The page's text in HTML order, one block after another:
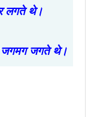
लगते थे।
जगते थे।